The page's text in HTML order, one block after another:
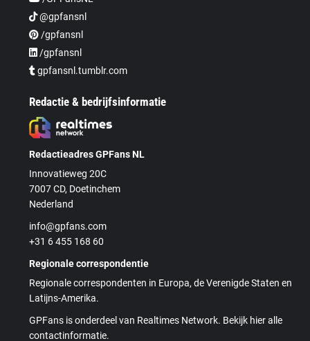
@gpfansnl
/gpfansnl
/gpfansnl
gpfansnl.tumblr.com
Redactie & bedrijfsinformatie
Redactieadres GPFans NL
Innovatieweg 20C
7007 CD, Doetinchem
Nederland
info@gpfans.com
+31 6 455 168 60
Regionale correspondentie
Regionale correspondenten in Europa, de Verenigde Staten en
Latijns-Amerika.
GPFans is onderdeel van Realtimes Network. Bekijk hier alle
contactinformatie.